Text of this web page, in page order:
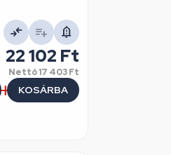
22 102 Ft
Nettó17 403 Ft
KOSÁRBA